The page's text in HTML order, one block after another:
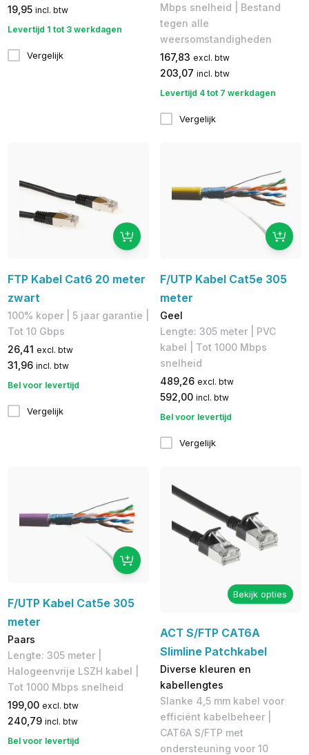
19,95 incl. btw
Levertijd 1 tot 3 werkdagen
Vergelijk
Mbps snelheid | Bestand
tegen alle
weersomstandigheden
167,83 excl. btw
203,07 incl. btw
Levertijd 4 tot 7 werkdagen
Vergelijk
FTP Kabel Cat6 20 meter
zwart
100% koper​ | 5 jaar garantie |
Tot 10 Gbps
26,41 excl. btw
31,96 incl. btw
Bel voor levertijd
Vergelijk
F/UTP Kabel Cat5e 305
meter
Geel
Lengte: 305 meter | PVC
kabel | Tot 1000 Mbps
snelheid
489,26 excl. btw
592,00 incl. btw
Bel voor levertijd
Vergelijk
F/UTP Kabel Cat5e 305
meter
Paars
Lengte: 305 meter |
Halogeenvrije LSZH kabel |
Tot 1000 Mbps snelheid
199,00 excl. btw
240,79 incl. btw
Bel voor levertijd
Bekijk opties
ACT S/FTP CAT6A
Slimline Patchkabel
Diverse kleuren en
kabellengtes
Slanke 4,5 mm kabel voor
efficiënt kabelbeheer |
CAT6A S/FTP met
ondersteuning voor 10